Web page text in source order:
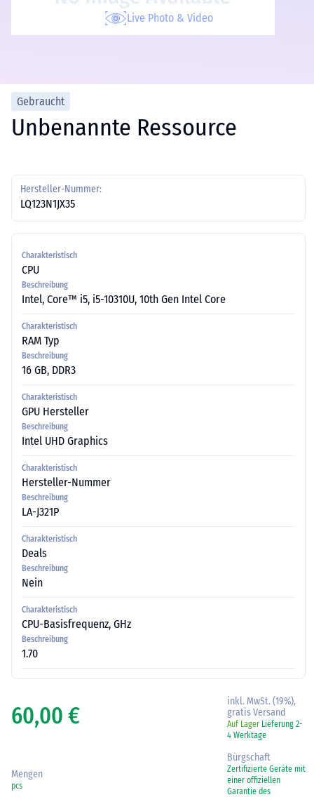
Live Photo & Video
Gebraucht
Unbenannte Ressource
Hersteller-Nummer:
LQ123N1JX35
Charakteristisch
CPU
Beschreibung
Intel, Core™ i5, i5-10310U, 10th Gen Intel Core
Charakteristisch
RAM Typ
Beschreibung
16 GB, DDR3
Charakteristisch
GPU Hersteller
Beschreibung
Intel UHD Graphics
Charakteristisch
Hersteller-Nummer
Beschreibung
LA-J321P
Charakteristisch
Deals
Beschreibung
Nein
Charakteristisch
CPU-Basisfrequenz, GHz
Beschreibung
1.70
60,00 €
inkl. MwSt. (19%),
gratis Versand
Auf Lager Lieferung 2-
4 Werktage
Mengen
pcs
Bürgschaft
Zertifizierte Geräte mit
einer offiziellen
Garantie des